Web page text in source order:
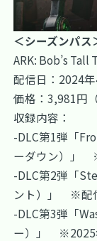
＜シーズンパス
ARK: Bob’s Tall
配信日：2024
価格：3,981円（
収録内容：
-DLC第1弾「
ーダウン）」
-DLC第2弾「
ント）」 ※配
-DLC第3弾「
ー）」 ※2025